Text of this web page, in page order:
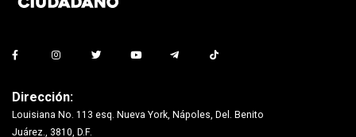
Dirección:
Louisiana No. 113 esq. Nueva York, Nápoles, Del. Benito
Juárez., 3810, D.F.